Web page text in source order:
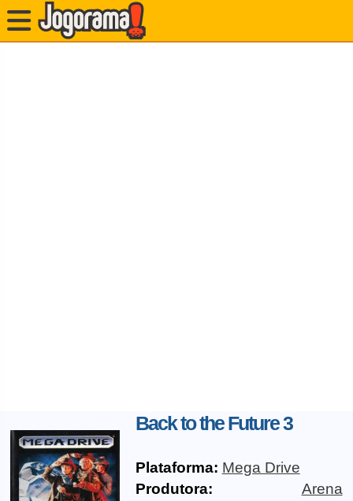
Back to the Future 3
Plataforma: Mega Drive
Produtora:
Arena